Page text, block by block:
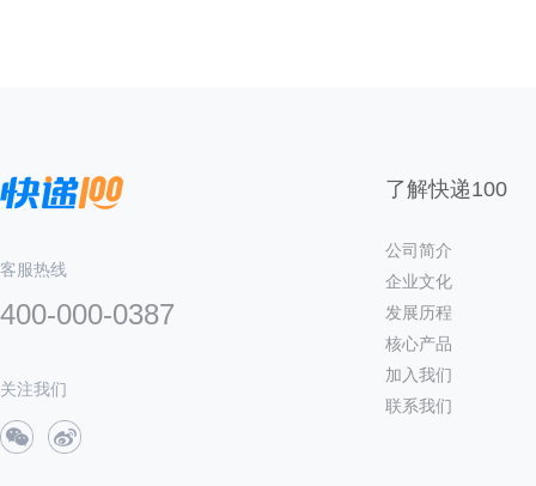
客服热线
400-000-0387
关注我们
了解快递100
公司简介
企业文化
发展历程
核心产品
加入我们
联系我们